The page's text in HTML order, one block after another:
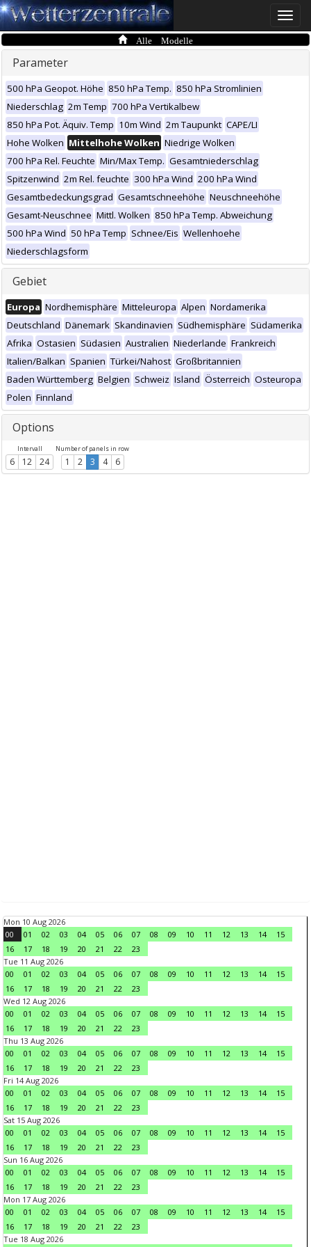
Toggle
Alle Modelle
Parameter
500 hPa Geopot. Höhe 850 hPa Temp. 850 hPa Stromlinien
Niederschlag 2m Temp 700 hPa Vertikalbew
850 hPa Pot. Äquiv. Temp 10m Wind 2m Taupunkt CAPE/LI
Hohe Wolken Mittelhohe Wolken Niedrige Wolken
700 hPa Rel. Feuchte Min/Max Temp. Gesamtniederschlag
Spitzenwind 2m Rel. feuchte 300 hPa Wind 200 hPa Wind
Gesamtbedeckungsgrad Gesamtschneehöhe Neuschneehöhe
Gesamt-Neuschnee Mittl. Wolken 850 hPa Temp. Abweichung
500 hPa Wind 50 hPa Temp Schnee/Eis Wellenhoehe
Niederschlagsform
Gebiet
Europa Nordhemisphäre Mitteleuropa Alpen Nordamerika
Deutschland Dänemark Skandinavien Südhemisphäre Südamerika
Afrika Ostasien Südasien Australien Niederlande Frankreich
Italien/Balkan Spanien Türkei/Nahost Großbritannien
Baden Württemberg Belgien Schweiz Island Österreich Osteuropa
Polen Finnland
Options
Intervall
6 12 24
Number of panels in row
1 2 3 4 6
Mon 10 Aug 2026
00
01 02 03 04 05 06 07 08 09 10 11 12 13 14
15
16
17 18 19 20 21 22
23
Tue 11 Aug 2026
00
01 02 03 04 05 06 07 08 09 10 11 12 13 14
15
16
17 18 19 20 21 22
23
Wed 12 Aug 2026
00
01 02 03 04 05 06 07 08 09 10 11 12 13 14
15
16
17 18 19 20 21 22
23
Thu 13 Aug 2026
00
01 02 03 04 05 06 07 08 09 10 11 12 13 14
15
16
17 18 19 20 21 22
23
Fri 14 Aug 2026
00
01 02 03 04 05 06 07 08 09 10 11 12 13 14
15
16
17 18 19 20 21 22
23
Sat 15 Aug 2026
00
01 02 03 04 05 06 07 08 09 10 11 12 13 14
15
16
17 18 19 20 21 22
23
Sun 16 Aug 2026
00
01 02 03 04 05 06 07 08 09 10 11 12 13 14
15
16
17 18 19 20 21 22
23
Mon 17 Aug 2026
00
01 02 03 04 05 06 07 08 09 10 11 12 13 14
15
16
17 18 19 20 21 22
23
Tue 18 Aug 2026